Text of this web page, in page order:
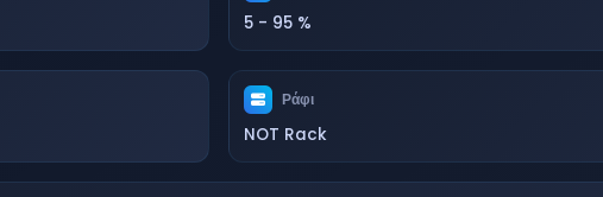
5 - 95 %
Ράφι
NOT Rack